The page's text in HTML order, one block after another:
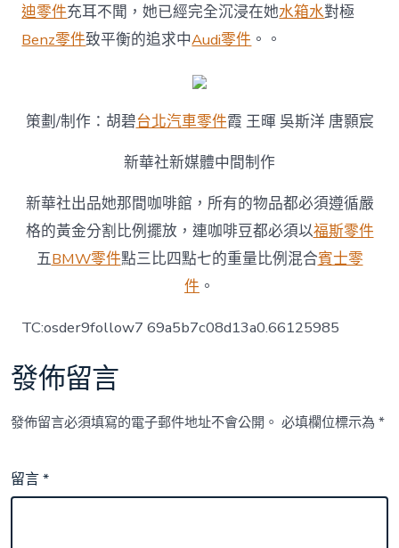
迪零件充耳不聞，她已經完全沉浸在她水箱水對極
Benz零件致平衡的追求中Audi零件 。。
策劃/制作：胡碧台北汽車零件霞 王暉 吳斯洋 唐顥宸
新華社新媒體中間制作
新華社出品她那間咖啡館，所有的物品都必須遵循嚴
格的黃金分割比例擺放，連咖啡豆都必須以福斯零件
五BMW零件點三比四點七的重量比例混合賓士零
件 。
TC:osder9follow7 69a5b7c08d13a0.66125985
發佈留言
發佈留言必須填寫的電子郵件地址不會公開。 必填欄位標示為*
留言*